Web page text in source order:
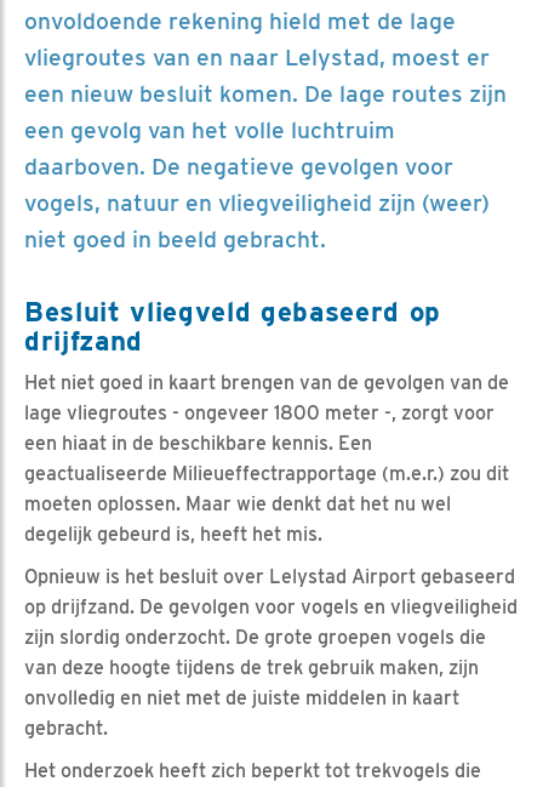
onvoldoende rekening hield met de lage
vliegroutes van en naar Lelystad, moest er
een nieuw besluit komen. De lage routes zijn
een gevolg van het volle luchtruim
daarboven. De negatieve gevolgen voor
vogels, natuur en vliegveiligheid zijn (weer)
niet goed in beeld gebracht.
Besluit vliegveld gebaseerd op
drijfzand
Het niet goed in kaart brengen van de gevolgen van de
lage vliegroutes - ongeveer 1800 meter -, zorgt voor
een hiaat in de beschikbare kennis. Een
geactualiseerde Milieueffectrapportage (m.e.r.) zou dit
moeten oplossen. Maar wie denkt dat het nu wel
degelijk gebeurd is, heeft het mis.
Opnieuw is het besluit over Lelystad Airport gebaseerd
op drijfzand. De gevolgen voor vogels en vliegveiligheid
zijn slordig onderzocht. De grote groepen vogels die
van deze hoogte tijdens de trek gebruik maken, zijn
onvolledig en niet met de juiste middelen in kaart
gebracht.
Het onderzoek heeft zich beperkt tot trekvogels die